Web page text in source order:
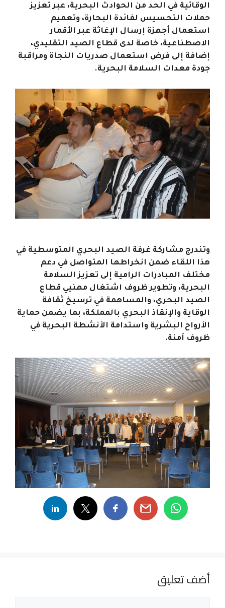
الوقائية في الحد من الحوادث البحرية، عبر تعزيز
حملات التحسيس لفائدة البحارة، وتعميم
استعمال أجهزة إرسال الإغاثة عبر الأقمار
الاصطناعية، خاصة لدى قطاع الصيد التقليدي،
إضافة إلى فرض استعمال صدريات النجاة ومراقبة
جودة معدات السلامة البحرية.
وتندرج مشاركة غرفة الصيد البحري المتوسطية في
هذا اللقاء ضمن انخراطها المتواصل في دعم
مختلف المبادرات الرامية إلى تعزيز السلامة
البحرية، وتطوير ظروف اشتغال مهنيي قطاع
الصيد البحري، والمساهمة في ترسيخ ثقافة
الوقاية والإنقاذ البحري بالمملكة، بما يضمن حماية
الأرواح البشرية واستدامة الأنشطة البحرية في
ظروف آمنة.
أضف تعليق